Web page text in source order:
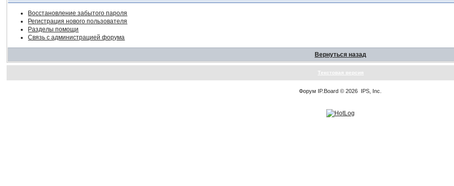
Восстановление забытого пароля
Регистрация нового пользователя
Разделы помощи
Связь с администрацией форума
Вернуться назад
Текстовая версия
Форум IP.Board © 2026 IPS, Inc